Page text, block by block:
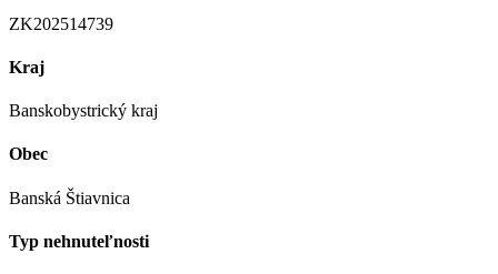
ZK202514739
Kraj
Banskobystrický kraj
Obec
Banská Štiavnica
Typ nehnuteľnosti